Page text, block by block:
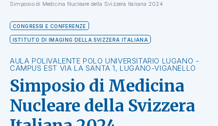
Simposio di Medicina Nucleare della Svizzera Italiana 2024
CONGRESSI E CONFERENZE
ISTITUTO DI IMAGING DELLA SVIZZERA ITALIANA
AULA POLIVALENTE POLO UNIVERSITARIO LUGANO -
CAMPUS EST VIA LA SANTA 1, LUGANO-VIGANELLO
Simposio di Medicina
Nucleare della Svizzera